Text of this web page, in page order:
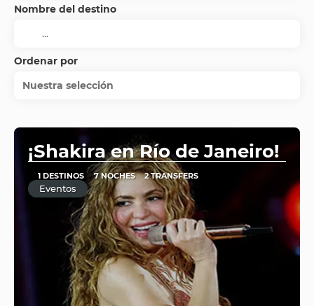
Nombre del destino
Ordenar por
Nuestra selección
¡Shakira en Río de Janeiro!
1 DESTINOS 7 NOCHES 2 TRANSFERS
Eventos